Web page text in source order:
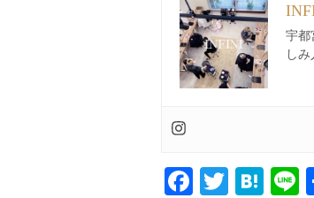
宇都
し
Facebook
Twitter